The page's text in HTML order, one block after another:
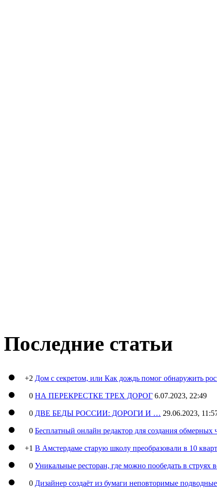
Последние статьи
+2 Дом с секретом, или Как дождь помог обнаружить
0 НА ПЕРЕКРЕСТКЕ ТРЕХ ДОРОГ 6.07.2023, 22:49
0 ДВЕ БЕДЫ РОССИИ: ДОРОГИ И … 29.06.2023,
0 Бесплатный онлайн редактор для создания обмерных
+1 В Амстердаме старую школу преобразовали в 10
0 Уникальные ресторан, где можно пообедать в струях
0 Дизайнер создаёт из бумаги неповторимые